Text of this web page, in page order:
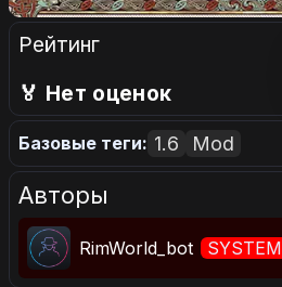
Рейтинг
🏅 Нет оценок
Базовые теги: 1.6 Mod
Авторы
RimWorld_bot SYSTEM